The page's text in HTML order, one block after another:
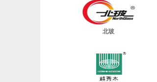
北玻